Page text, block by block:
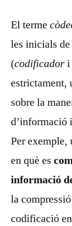
El terme
les inicials de
(codificadori
estrictament,
sobre la
d’informació
Per exemple,
en què es
informació
la
codificació